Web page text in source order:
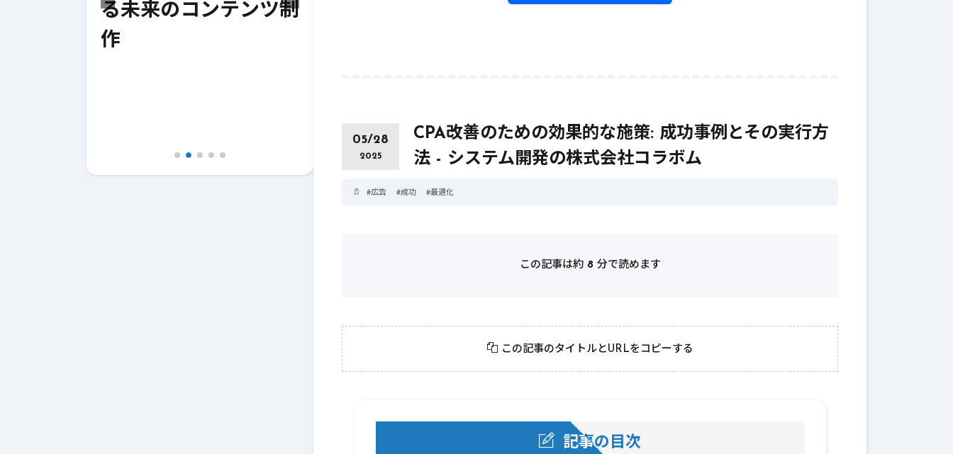
る未来のコンテンツ制
作
ングの始め方
ングの活用法
を強化する方法
05/28
2025
CPA改善のための効果的な施策: 成功事例とその実行方
法 - システム開発の株式会社コラボム
#広告 #成功 #最適化
この記事は約 8 分で読めます
この記事のタイトルとURLをコピーする
記事の目次